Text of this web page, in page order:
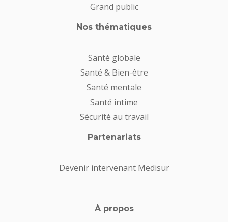
Grand public
Nos thématiques
Santé globale
Santé & Bien-être
Santé mentale
Santé intime
Sécurité au travail
Partenariats
Devenir intervenant Medisur
À propos